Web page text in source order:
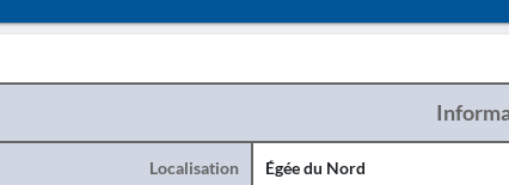
Localisation Égée du Nord